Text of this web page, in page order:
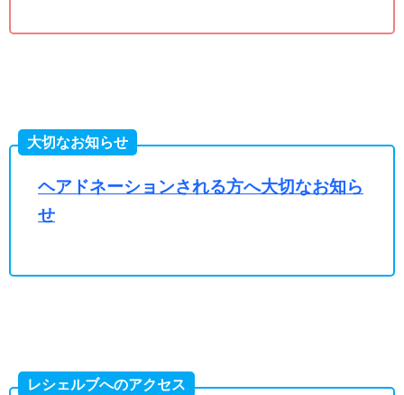
大切なお知らせ
ヘアドネーションされる方へ大切なお知ら
せ
レシェルブへのアクセス